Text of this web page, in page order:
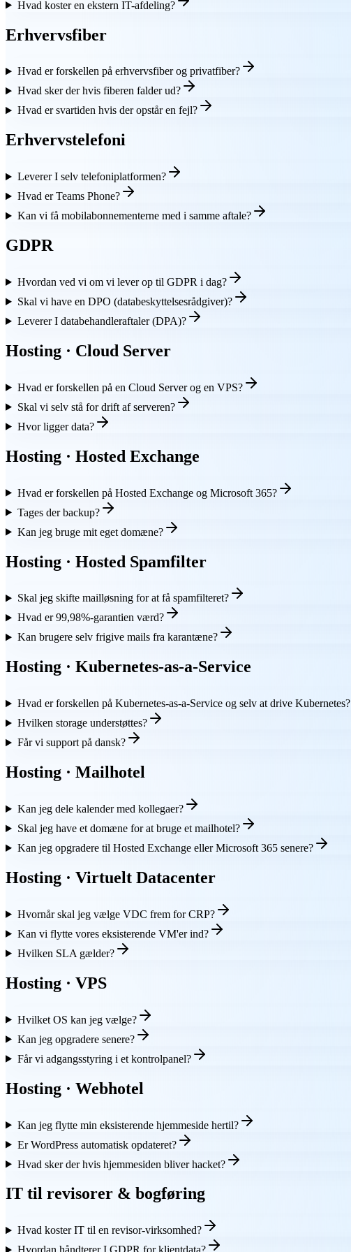
Hvad koster en ekstern IT-afdeling?
Erhvervsfiber
Hvad er forskellen på erhvervsfiber og privatfiber?
Hvad sker der hvis fiberen falder ud?
Hvad er svartiden hvis der opstår en fejl?
Erhvervstelefoni
Leverer I selv telefoniplatformen?
Hvad er Teams Phone?
Kan vi få mobilabonnementerne med i samme aftale?
GDPR
Hvordan ved vi om vi lever op til GDPR i dag?
Skal vi have en DPO (databeskyttelsesrådgiver)?
Leverer I databehandleraftaler (DPA)?
Hosting · Cloud Server
Hvad er forskellen på en Cloud Server og en VPS?
Skal vi selv stå for drift af serveren?
Hvor ligger data?
Hosting · Hosted Exchange
Hvad er forskellen på Hosted Exchange og Microsoft 365?
Tages der backup?
Kan jeg bruge mit eget domæne?
Hosting · Hosted Spamfilter
Skal jeg skifte mailløsning for at få spamfilteret?
Hvad er 99,98%-garantien værd?
Kan brugere selv frigive mails fra karantæne?
Hosting · Kubernetes-as-a-Service
Hvad er forskellen på Kubernetes-as-a-Service og selv at drive Kubernetes?
Hvilken storage understøttes?
Får vi support på dansk?
Hosting · Mailhotel
Kan jeg dele kalender med kollegaer?
Skal jeg have et domæne for at bruge et mailhotel?
Kan jeg opgradere til Hosted Exchange eller Microsoft 365 senere?
Hosting · Virtuelt Datacenter
Hvornår skal jeg vælge VDC frem for CRP?
Kan vi flytte vores eksisterende VM'er ind?
Hvilken SLA gælder?
Hosting · VPS
Hvilket OS kan jeg vælge?
Kan jeg opgradere senere?
Får vi adgangsstyring i et kontrolpanel?
Hosting · Webhotel
Kan jeg flytte min eksisterende hjemmeside hertil?
Er WordPress automatisk opdateret?
Hvad sker der hvis hjemmesiden bliver hacket?
IT til revisorer & bogføring
Hvad koster IT til en revisor-virksomhed?